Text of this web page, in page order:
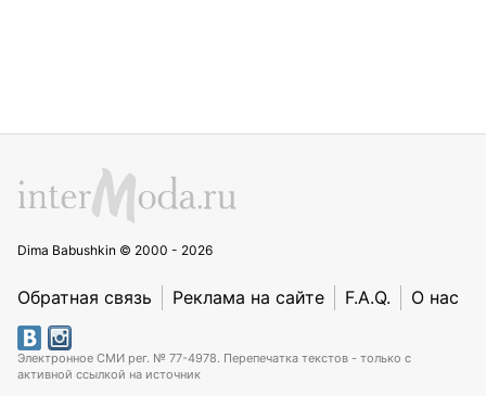
Dima Babushkin © 2000 - 2026
Обратная связь Реклама на сайте F.A.Q. О нас
Электронное СМИ рег. № 77-4978. Перепечатка текстов - только с
активной ссылкой на источник